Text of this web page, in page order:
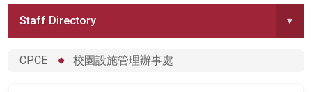
Staff Directory ▾
CPCE 校園設施管理辦事處